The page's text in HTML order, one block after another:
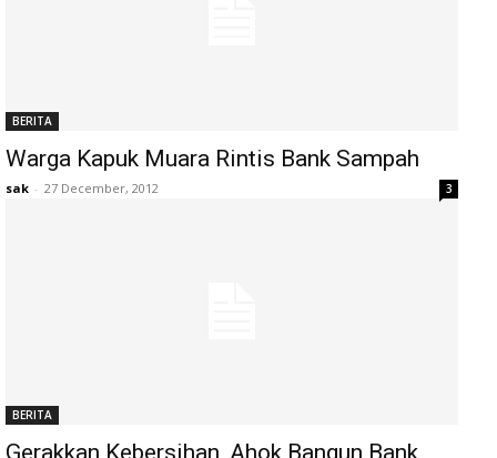
BERITA
Warga Kapuk Muara Rintis Bank Sampah
sak - 27 December, 2012 3
BERITA
Gerakkan Kebersihan, Ahok Bangun Bank